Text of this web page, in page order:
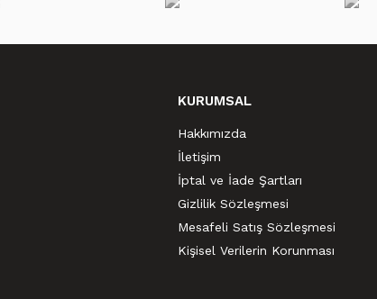
KURUMSAL
Hakkımızda
İletişim
İptal ve İade Şartları
Gizlilik Sözleşmesi
Mesafeli Satış Sözleşmesi
Kişisel Verilerin Korunması